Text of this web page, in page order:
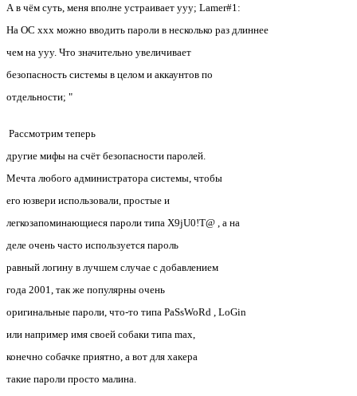
А в чём суть, меня вполне устраивает yyy; Lamer#1:
На ОС xxx можно вводить пароли в несколько раз длиннее
чем на yyy. Что значительно увеличивает
безопасность системы в целом и аккаунтов по
отдельности; "
Рассмотрим теперь
другие мифы на счёт безопасности паролей.
Мечта любого администратора системы, чтобы
его юзвери использовали, простые и
легкозапоминающиеся пароли типа X9jU0!T@ , а на
деле очень часто используется пароль
равный логину в лучшем случае с добавлением
года 2001, так же популярны очень
оригинальные пароли, что-то типа PaSsWoRd , LoGin
или например имя своей собаки типа max,
конечно собачке приятно, а вот для хакера
такие пароли просто малина.